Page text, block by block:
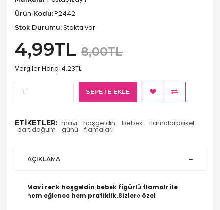
Ürün Kodu:P2442
Stok Durumu:Stokta var
4,99TL 8,00TL
Vergiler Hariç: 4,23TL
SEPETE EKLE
ETIKETLER: mavi hoşgeldin bebek flamalarpaket
partidoğum günü flamaları
AÇIKLAMA
Mavi renk hoşgeldin bebek figürlü flamalr ile
hem eğlence hem pratiklik.Sizlere özel